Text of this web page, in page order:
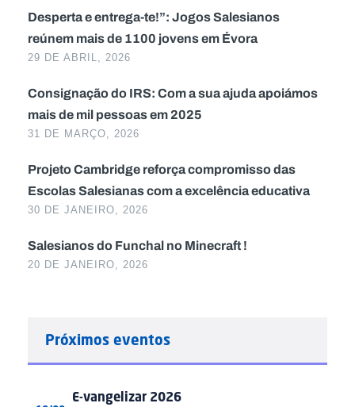
Desperta e entrega-te!”: Jogos Salesianos
reúnem mais de 1100 jovens em Évora
29 DE ABRIL, 2026
Consignação do IRS: Com a sua ajuda apoiámos
mais de mil pessoas em 2025
31 DE MARÇO, 2026
Projeto Cambridge reforça compromisso das
Escolas Salesianas com a excelência educativa
30 DE JANEIRO, 2026
Salesianos do Funchal no Minecraft !
20 DE JANEIRO, 2026
Próximos eventos
E-vangelizar 2026